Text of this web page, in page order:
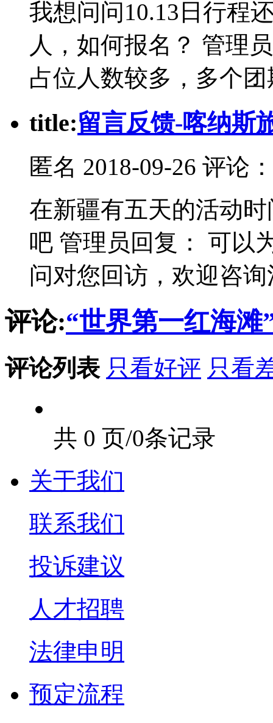
我想问问10.13日行程
人，如何报名？ 管理
占位人数较多，多个
title:留言反馈-喀纳斯
匿名 2018-09-26 评论：
在新疆有五天的活动
吧 管理员回复： 可以
问对您回访，欢迎咨
评论:“世界第一红海滩
评论列表 只看好评 只看
共 0 页/0条记录
关于我们
联系我们
投诉建议
人才招聘
法律申明
预定流程